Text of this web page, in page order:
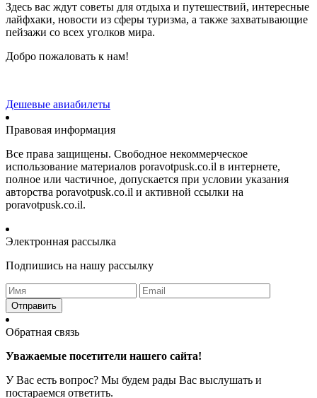
Здесь вас ждут советы для отдыха и путешествий, интересные
лайфхаки, новости из сферы туризма, а также захватывающие
пейзажи со всех уголков мира.
Добро пожаловать к нам!
Дешевые авиабилеты
Правовая информация
Все права защищены. Свободное некоммерческое
использование материалов poravotpusk.co.il в интернете,
полное или частичное, допускается при условии указания
авторства poravotpusk.co.il и активной ссылки на
poravotpusk.co.il.
Электронная рассылка
Подпишись на нашу рассылку
Отправить
Обратная связь
Уважаемые посетители нашего сайта!
У Вас есть вопрос? Мы будем рады Вас выслушать и
постараемся ответить.